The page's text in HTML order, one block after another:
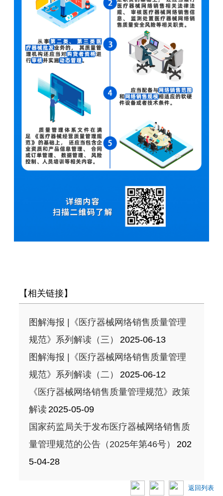
【相关链接】
图解海报 |《医疗器械网络销售质量管理
规范》系列解读（三）
2025-06-13
图解海报 |《医疗器械网络销售质量管理
规范》系列解读（二）
2025-06-12
《医疗器械网络销售质量管理规范》政策
解读 2025-05-09
国家药监局关于发布医疗器械网络销售质
量管理规范的公告（2025年第46号）
202
5-04-28
返回列表